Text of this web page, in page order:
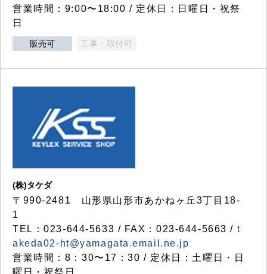
営業時間：9:00〜18:00 / 定休日：日曜日・祝祭
日
販売可 工事・取付可
(株)タケダ
〒990-2481 山形県山形市あかねヶ丘3丁目18-
1
TEL：023-644-5633 / FAX：023-644-5663 / t
akeda02-ht@yamagata.email.ne.jp
営業時間：8：30〜17：30 / 定休日：土曜日・日
曜日・祝祭日